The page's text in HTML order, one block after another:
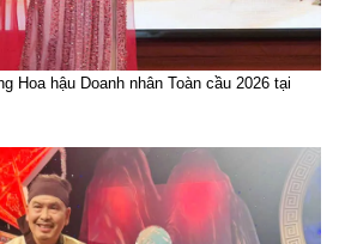
Hoa hậu Doanh nhân Toàn cầu 2026 tại